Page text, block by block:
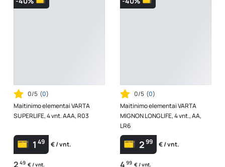
0/5 (0)
Maitinimo elementai VARTA
SUPERLIFE, 4 vnt. AAA, R03
1 49 € / vnt.
2 49 € / vnt.
0/5 (0)
Maitinimo elementai VARTA
MIGNON LONGLIFE, 4 vnt., AA,
LR6
299 € / vnt.
4 99 € / vnt.